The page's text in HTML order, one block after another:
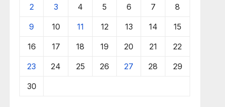
2 3 4 5 6 7 8
9 10 11 12 13 14 15
16 17 18 19 20 21 22
23 24 25 26 27 28 29
30